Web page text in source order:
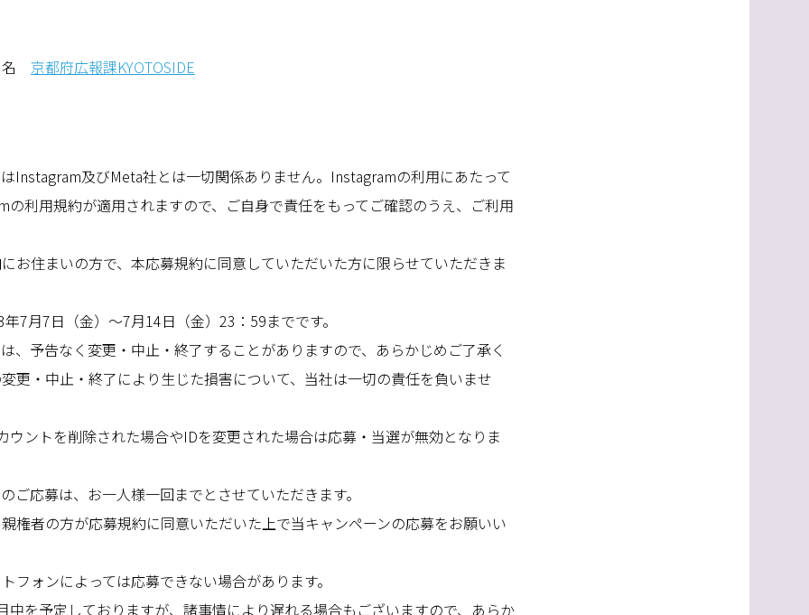
名 京都府広報課KYOTOSIDE
Instagram及びMeta社とは一切関係ありません。 Instagramの利用にあたって
の利用規約が適用されますので、ご自身で責任をもってご確認のうえ、ご利用
お住まいの方で、本応募規約に同意していただいた方に限らせていただきま
年7月7日（金）〜7月14日（金） 23 ： 59までです。
、予告なく変更・中止・終了することがありますので、あらかじめご了承く
更・中止・終了により生じた損害について、当社は一切の責任を負いませ
ウントを削除された場合やIDを変更された場合は応募・当選が無効となりま
ご応募は、お一人様一回までとさせていただきます。
権者の方が応募規約に同意いただいた上で当キャンペーンの応募をお願いい
フォンによっては応募できない場合があります。
中を予定しておりますが、諸事情により遅れる場合もございますので、あらか